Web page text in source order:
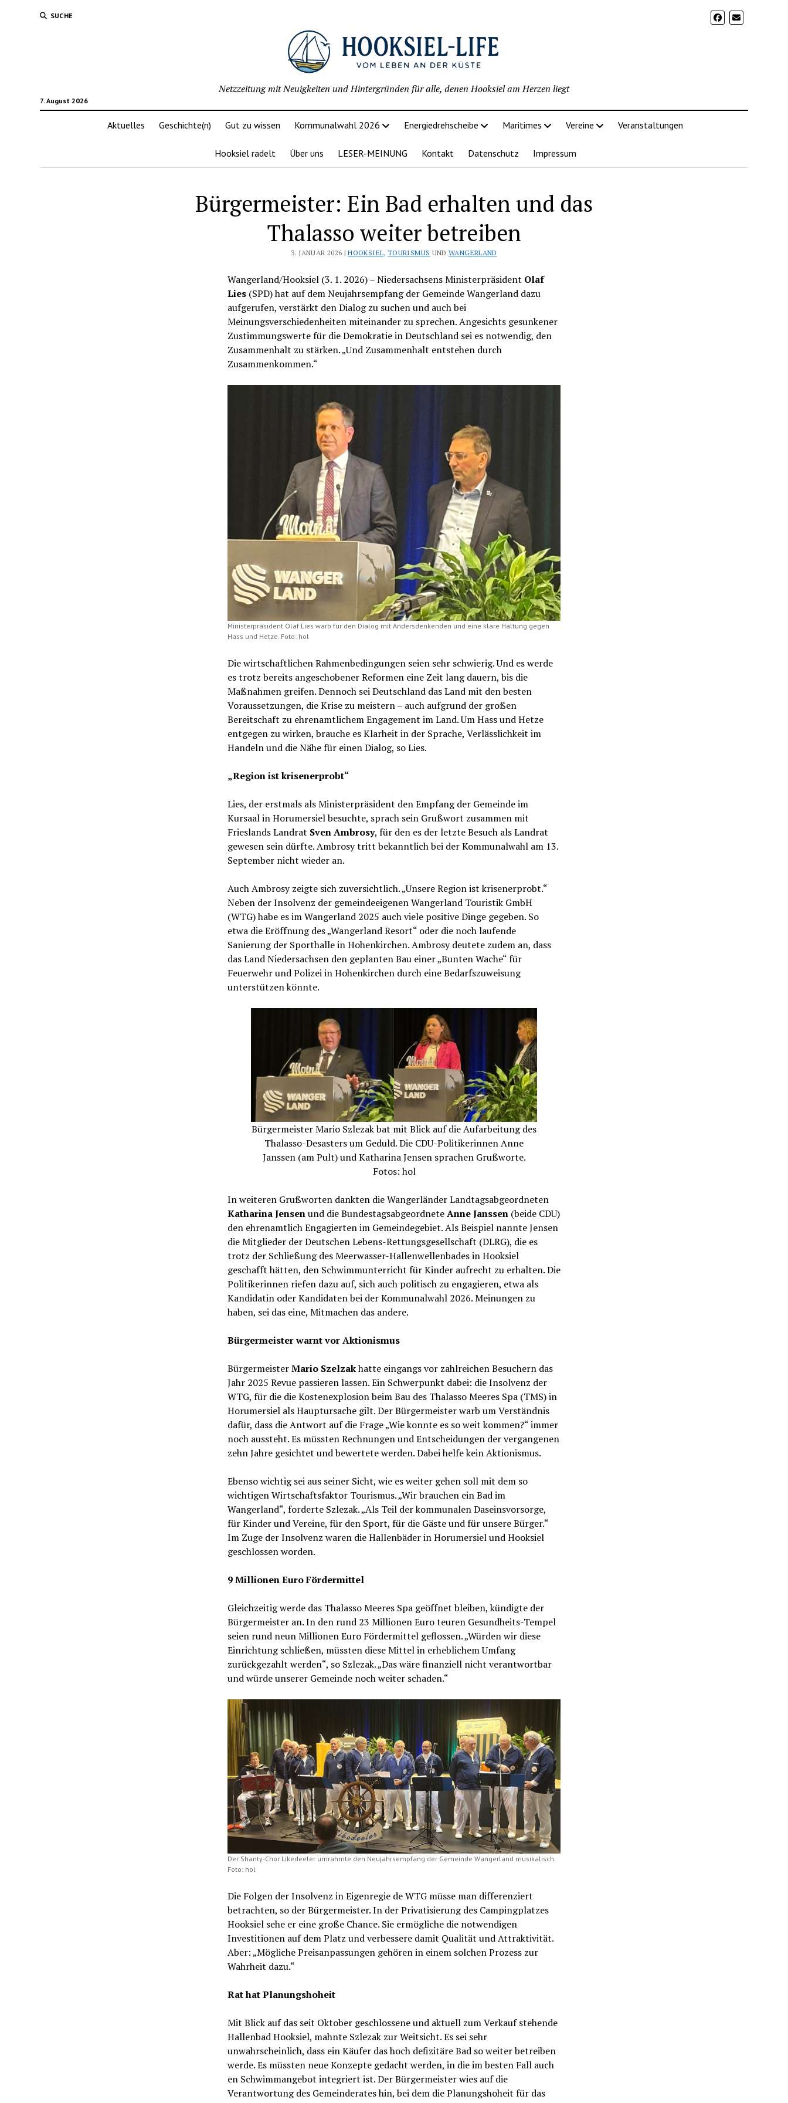
SUCHE
7. August 2026
Netzzeitung mit Neuigkeiten und Hintergründen für alle, denen Hooksiel am Herzen liegt
Aktuelles Geschichte(n) Gut zu wissen Kommunalwahl 2026 Energiedrehscheibe Maritimes Vereine Veranstaltungen
Hooksiel radelt Über uns LESER-MEINUNG Kontakt Datenschutz Impressum
Bürgermeister: Ein Bad erhalten und das
Thalasso weiter betreiben
3. JANUAR 2026 |HOOKSIEL,TOURISMUS UNDWANGERLAND
Wangerland/Hooksiel (3. 1. 2026) – Niedersachsens Ministerpräsident Olaf
Lies(SPD) hat auf dem Neujahrsempfang der Gemeinde Wangerland dazu
aufgerufen, verstärkt den Dialog zu suchen und auch bei
Meinungsverschiedenheiten miteinander zu sprechen. Angesichts gesunkener
Zustimmungswerte für die Demokratie in Deutschland sei es notwendig, den
Zusammenhalt zu stärken. „Und Zusammenhalt entstehen durch
Zusammenkommen.“
Ministerpräsident Olaf Lies warb für den Dialog mit Andersdenkenden und eine klare Haltung gegen
Hass und Hetze. Foto: hol
Die wirtschaftlichen Rahmenbedingungen seien sehr schwierig. Und es werde
es trotz bereits angeschobener Reformen eine Zeit lang dauern, bis die
Maßnahmen greifen. Dennoch sei Deutschland das Land mit den besten
Voraussetzungen, die Krise zu meistern – auch aufgrund der großen
Bereitschaft zu ehrenamtlichem Engagement im Land. Um Hass und Hetze
entgegen zu wirken, brauche es Klarheit in der Sprache, Verlässlichkeit im
Handeln und die Nähe für einen Dialog, so Lies.
„Region ist krisenerprobt“
Lies, der erstmals als Ministerpräsident den Empfang der Gemeinde im
Kursaal in Horumersiel besuchte, sprach sein Grußwort zusammen mit
Frieslands Landrat Sven Ambrosy, für den es der letzte Besuch als Landrat
gewesen sein dürfte. Ambrosy tritt bekanntlich bei der Kommunalwahl am 13.
September nicht wieder an.
Auch Ambrosy zeigte sich zuversichtlich. „Unsere Region ist krisenerprobt.“
Neben der Insolvenz der gemeindeeigenen Wangerland Touristik GmbH
(WTG) habe es im Wangerland 2025 auch viele positive Dinge gegeben. So
etwa die Eröffnung des „Wangerland Resort“ oder die noch laufende
Sanierung der Sporthalle in Hohenkirchen. Ambrosy deutete zudem an, dass
das Land Niedersachsen den geplanten Bau einer „Bunten Wache“ für
Feuerwehr und Polizei in Hohenkirchen durch eine Bedarfszuweisung
unterstützen könnte.
Bürgermeister Mario Szlezak bat mit Blick auf die Aufarbeitung des
Thalasso-Desasters um Geduld. Die CDU-Politikerinnen Anne
Janssen (am Pult) und Katharina Jensen sprachen Grußworte.
Fotos: hol
In weiteren Grußworten dankten die Wangerländer Landtagsabgeordneten
Katharina Jensenund die BundestagsabgeordneteAnne Janssen (beide CDU)
den ehrenamtlich Engagierten im Gemeindegebiet. Als Beispiel nannte Jensen
die Mitglieder der Deutschen Lebens-Rettungsgesellschaft (DLRG), die es
trotz der Schließung des Meerwasser-Hallenwellenbades in Hooksiel
geschafft hätten, den Schwimmunterricht für Kinder aufrecht zu erhalten. Die
Politikerinnen riefen dazu auf, sich auch politisch zu engagieren, etwa als
Kandidatin oder Kandidaten bei der Kommunalwahl 2026. Meinungen zu
haben, sei das eine, Mitmachen das andere.
Bürgermeister warnt vor Aktionismus
BürgermeisterMario Szelzakhatte eingangs vor zahlreichen Besuchern das
Jahr 2025 Revue passieren lassen. Ein Schwerpunkt dabei: die Insolvenz der
WTG, für die die Kostenexplosion beim Bau des Thalasso Meeres Spa (TMS) in
Horumersiel als Hauptursache gilt. Der Bürgermeister warb um Verständnis
dafür, dass die Antwort auf die Frage „Wie konnte es so weit kommen?“ immer
noch aussteht. Es müssten Rechnungen und Entscheidungen der vergangenen
zehn Jahre gesichtet und bewertete werden. Dabei helfe kein Aktionismus.
Ebenso wichtig sei aus seiner Sicht, wie es weiter gehen soll mit dem so
wichtigen Wirtschaftsfaktor Tourismus. „Wir brauchen ein Bad im
Wangerland“, forderte Szlezak. „Als Teil der kommunalen Daseinsvorsorge,
für Kinder und Vereine, für den Sport, für die Gäste und für unsere Bürger.“
Im Zuge der Insolvenz waren die Hallenbäder in Horumersiel und Hooksiel
geschlossen worden.
9 Millionen Euro Fördermittel
Gleichzeitig werde das Thalasso Meeres Spa geöffnet bleiben, kündigte der
Bürgermeister an. In den rund 23 Millionen Euro teuren Gesundheits-Tempel
seien rund neun Millionen Euro Fördermittel geflossen. „Würden wir diese
Einrichtung schließen, müssten diese Mittel in erheblichem Umfang
zurückgezahlt werden“, so Szlezak. „Das wäre finanziell nicht verantwortbar
und würde unserer Gemeinde noch weiter schaden.“
Der Shanty-Chor Likedeeler umrahmte den Neujahrsempfang der Gemeinde Wangerland musikalisch.
Foto: hol
Die Folgen der Insolvenz in Eigenregie de WTG müsse man differenziert
betrachten, so der Bürgermeister. In der Privatisierung des Campingplatzes
Hooksiel sehe er eine große Chance. Sie ermögliche die notwendigen
Investitionen auf dem Platz und verbessere damit Qualität und Attraktivität.
Aber: „Mögliche Preisanpassungen gehören in einem solchen Prozess zur
Wahrheit dazu.“
Rat hat Planungshoheit
Mit Blick auf das seit Oktober geschlossene und aktuell zum Verkauf stehende
Hallenbad Hooksiel, mahnte Szlezak zur Weitsicht. Es sei sehr
unwahrscheinlich, dass ein Käufer das hoch defizitäre Bad so weiter betreiben
werde. Es müssten neue Konzepte gedacht werden, in die im besten Fall auch
en Schwimmangebot integriert ist. Der Bürgermeister wies auf die
Verantwortung des Gemeinderates hin, bei dem die Planungshoheit für das